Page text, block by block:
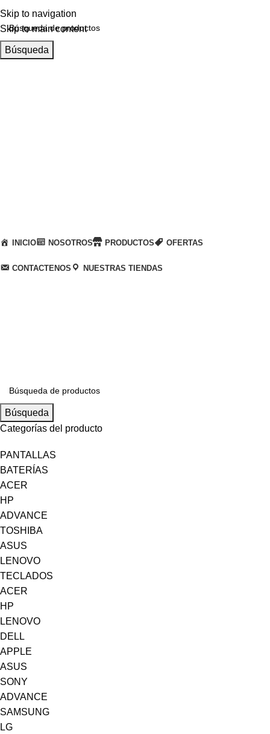
Skip to navigation
Skip to main content
Búsqueda
INICIO NOSOTROS PRODUCTOS OFERTAS
CONTACTENOS NUESTRAS TIENDAS
Búsqueda
Categorías del producto
PANTALLAS
BATERÍAS
ACER
HP
ADVANCE
TOSHIBA
ASUS
LENOVO
TECLADOS
ACER
HP
LENOVO
DELL
APPLE
ASUS
SONY
ADVANCE
SAMSUNG
LG